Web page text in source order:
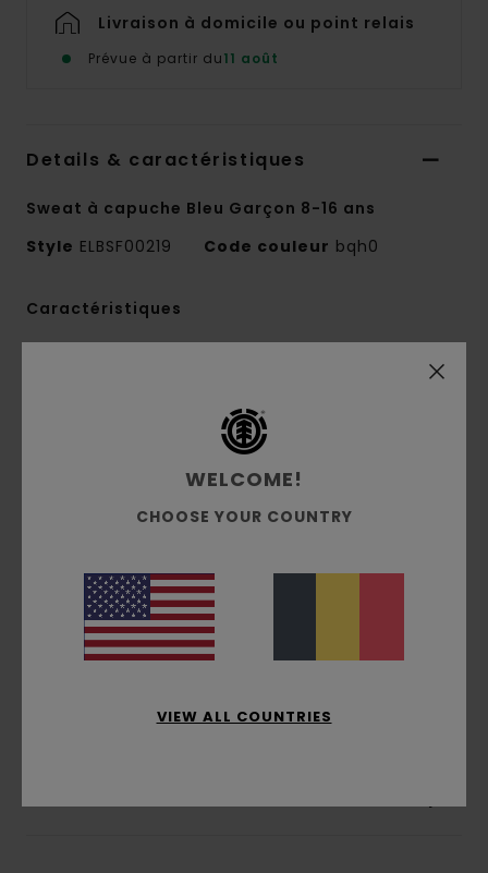
Livraison à domicile ou point relais
Prévue à partir du11 août
Details & caractéristiques
Sweat à capuche Bleu Garçon 8-16 ans
Style ELBSF00219 Code couleur bqh0
Caractéristiques
Molleton [320 g/m2]
coupe regular, classique et
poche kangourou
coton
Impression à base d’eau
Imprimé :Impression recto et verso
WELCOME!
CHOOSE YOUR COUNTRY
VIEW ALL COUNTRIES